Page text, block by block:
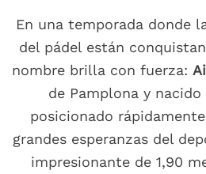
En una temporada donde
del pádel están
nombre brilla con fuerza:
de Pamplona y
posicionado
grandes esperanzas del
impresionante de 1,90